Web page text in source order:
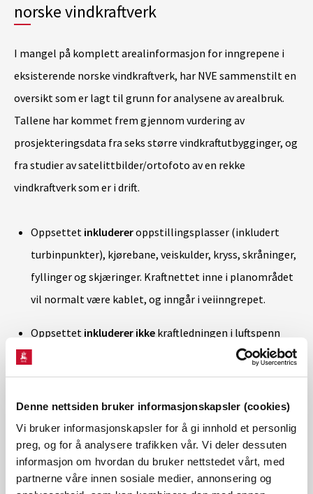
Denne nettsiden bruker informasjonskapsler (cookies)
Vi bruker informasjonskapsler for å gi innhold et personlig
preg, og for å analysere trafikken vår. Vi deler dessuten
informasjon om hvordan du bruker nettstedet vårt, med
partnerne våre innen sosiale medier, annonsering og
norske vindkraftverk
I mangel på komplett arealinformasjon for inngrepene i
eksisterende norske vindkraftverk, har NVE sammenstilt en
oversikt som er lagt til grunn for analysene av arealbruk.
Tallene har kommet frem gjennom vurdering av
prosjekteringsdata fra seks større vindkraftutbygginger, og
fra studier av satelittbilder/ortofoto av en rekke
vindkraftverk som er i drift.
Oppsettet inkludereroppstillingsplasser (inkludert
turbinpunkter), kjørebane, veiskulder, kryss, skråninger,
fyllinger og skjæringer. Kraftnettet inne i planområdet
vil normalt være kablet, og inngår i veiinngrepet.
Oppsettet inkluderer ikke kraftledningen i luftspenn
mellom intern transformator og overliggende nett (i
hovedsak utenfor planområdet), og
masseuttak/masselager utover de som ligger direkte
integrert i veinettet. Disse er holdt utenfor på grunn av
store forskjeller mellom prosjektene og mangel på
data.